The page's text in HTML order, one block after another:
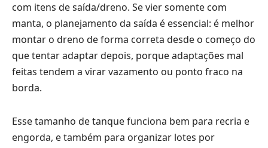
com itens de saída/dreno. Se vier somente com
manta, o planejamento da saída é essencial: é melhor
montar o dreno de forma correta desde o começo do
que tentar adaptar depois, porque adaptações mal
feitas tendem a virar vazamento ou ponto fraco na
borda.
Esse tamanho de tanque funciona bem para recria e
engorda, e também para organizar lotes por